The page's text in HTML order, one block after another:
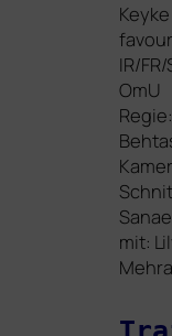
IR/FR/
OmU
mit: